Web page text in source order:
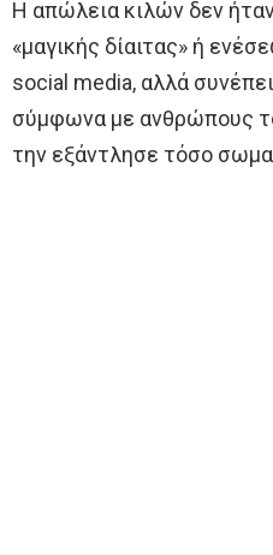
Η απώλεια κιλών δεν
«μαγικής δίαιτας» ή
social media, αλλά
σύμφωνα με ανθρώπους
την εξάντλησε τόσο